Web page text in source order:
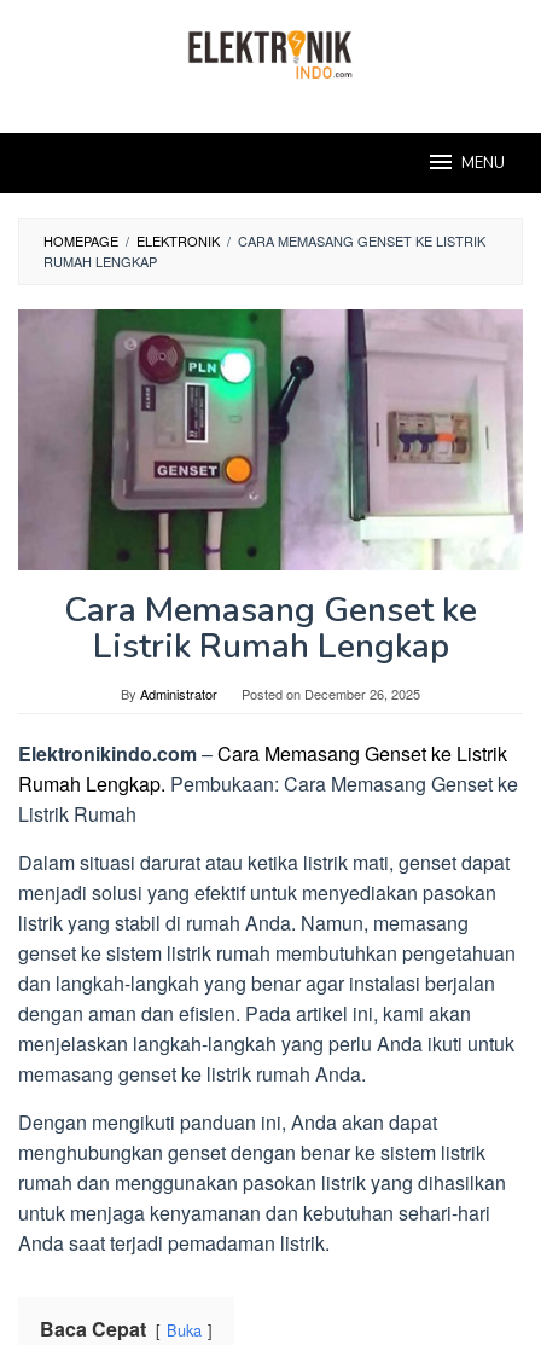
MENU
HOMEPAGE / ELEKTRONIK / CARA MEMASANG GENSET KE LISTRIK
RUMAH LENGKAP
Cara Memasang Genset ke
Listrik Rumah Lengkap
By Administrator Posted on December 26, 2025
Elektronikindo.com–Cara Memasang Genset ke Listrik
Rumah Lengkap. Pembukaan: Cara Memasang Genset ke
Listrik Rumah
Dalam situasi darurat atau ketika listrik mati, genset dapat
menjadi solusi yang efektif untuk menyediakan pasokan
listrik yang stabil di rumah Anda. Namun, memasang
genset ke sistem listrik rumah membutuhkan pengetahuan
dan langkah-langkah yang benar agar instalasi berjalan
dengan aman dan efisien. Pada artikel ini, kami akan
menjelaskan langkah-langkah yang perlu Anda ikuti untuk
memasang genset ke listrik rumah Anda.
Dengan mengikuti panduan ini, Anda akan dapat
menghubungkan genset dengan benar ke sistem listrik
rumah dan menggunakan pasokan listrik yang dihasilkan
untuk menjaga kenyamanan dan kebutuhan sehari-hari
Anda saat terjadi pemadaman listrik.
Baca Cepat Buka